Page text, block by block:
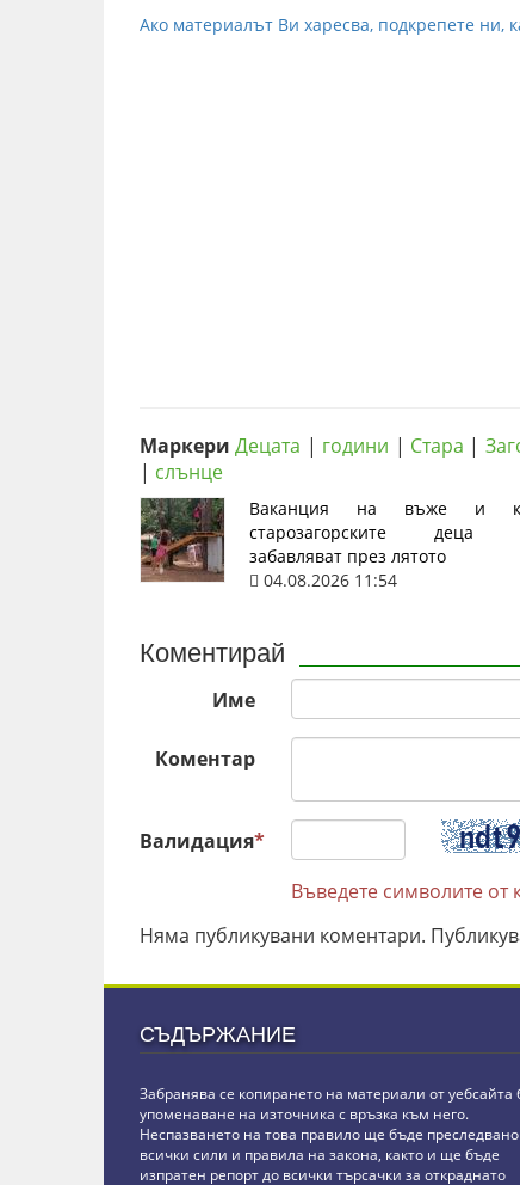
Ако материалът Ви харесва, подкрепете ни,
Маркери Децата | години | Стара |
| слънце
Ваканция на въже и
старозагорските деца
забавляват през лятото
04.08.2026 11:54
Коментирай
Име
Коментар
Валидация*
Въведете символите от
Няма публикувани коментари.
СЪДЪРЖАНИЕ
Забранява се копирането на материали от уебсайта
упоменаване на източника с връзка към него.
Неспазването на това правило ще бъде
всички сили и правила на закона, както и ще бъде
изпратен репорт до всички търсачки за откраднато